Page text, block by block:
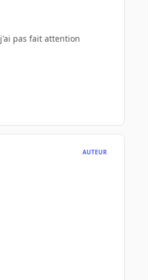
j'ai pas fait attention
AUTEUR